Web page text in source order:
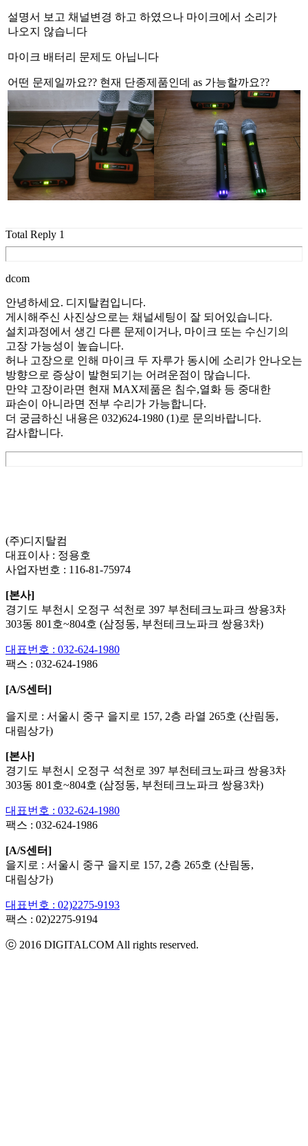
설명서 보고 채널변경 하고 하였으나 마이크에서 소리가
나오지 않습니다
마이크 배터리 문제도 아닙니다
어떤 문제일까요?? 현재 단종제품인데 as 가능할까요??
Total Reply 1
dcom
안녕하세요. 디지탈컴입니다.
게시해주신 사진상으로는 채널세팅이 잘 되어있습니다.
설치과정에서 생긴 다른 문제이거나, 마이크 또는 수신기의
고장 가능성이 높습니다.
허나 고장으로 인해 마이크 두 자루가 동시에 소리가 안나오는
방향으로 증상이 발현되기는 어려운점이 많습니다.
만약 고장이라면 현재 MAX제품은 침수,열화 등 중대한
파손이 아니라면 전부 수리가 가능합니다.
더 궁금하신 내용은 032)624-1980 (1)로 문의바랍니다.
감사합니다.
(주)디지탈컴
대표이사 : 정용호
사업자번호 : 116-81-75974
[본사]
경기도 부천시 오정구 석천로 397 부천테크노파크 쌍용3차
303동 801호~804호 (삼정동, 부천테크노파크 쌍용3차)
대표번호 : 032-624-1980
팩스 : 032-624-1986
[A/S센터]
을지로 : 서울시 중구 을지로 157, 2층 라열 265호 (산림동,
대림상가)
[본사]
경기도 부천시 오정구 석천로 397 부천테크노파크 쌍용3차
303동 801호~804호 (삼정동, 부천테크노파크 쌍용3차)
대표번호 : 032-624-1980
팩스 : 032-624-1986
[A/S센터]
을지로 : 서울시 중구 을지로 157, 2층 265호 (산림동,
대림상가)
대표번호 : 02)2275-9193
팩스 : 02)2275-9194​
ⓒ 2016 DIGITALCOM All rights reserved.